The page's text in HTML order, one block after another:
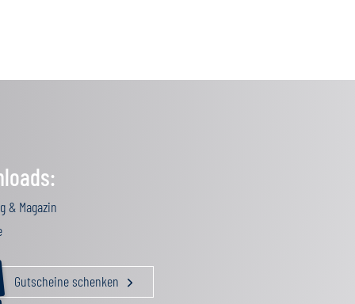
& Magazin
Gutscheine schenken